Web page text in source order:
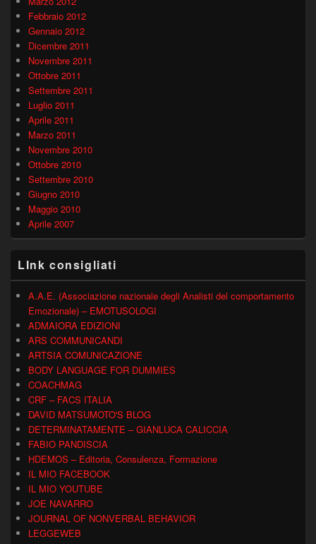
Febbraio 2012
Gennaio 2012
Dicembre 2011
Novembre 2011
Ottobre 2011
Settembre 2011
Luglio 2011
Aprile 2011
Marzo 2011
Novembre 2010
Ottobre 2010
Settembre 2010
Giugno 2010
Maggio 2010
Aprile 2007
LInk consigliati
A.A.E. (Associazione nazionale degli Analisti del comportamento
Emozionale) – EMOTUSOLOGI
ADMAIORA EDIZIONI
ARS COMMUNICANDI
ARTSIA COMUNICAZIONE
BODY LANGUAGE FOR DUMMIES
COACHMAG
CRF – FACS ITALIA
DAVID MATSUMOTO'S BLOG
DETERMINATAMENTE – GIANLUCA CALICCIA
FABIO PANDISCIA
HDEMOS – Editoria, Consulenza, Formazione
IL MIO FACEBOOK
IL MIO YOUTUBE
JOE NAVARRO
JOURNAL OF NONVERBAL BEHAVIOR
LEGGEWEB